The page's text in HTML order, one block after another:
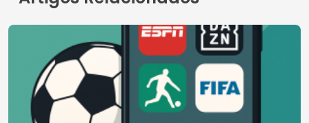
Os melhores aplicativos para assistir k-drama